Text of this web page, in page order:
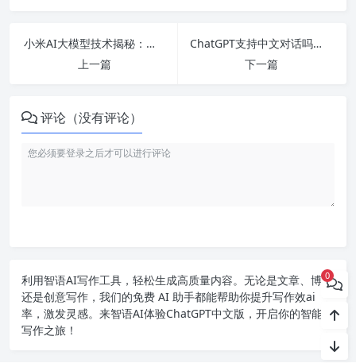
小米AI大模型技术揭秘：它采用了什么先进技术和应用场景解析？
上一篇
ChatGPT支持中文对话吗？-详细解析ChatGPT中文使用与功能特点
下一篇
评论（没有评论）
利用智语AI写作工具，轻松生成高质量内容。无论是文章、博客
还是创意写作，我们的免费 AI 助手都能帮助你提升写作效ai
率，激发灵感。来智语AI体验ChatGPT中文版 ，开启你的智能ai
写作之旅！
0